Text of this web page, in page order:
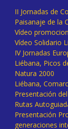
II Jornadas de
Paisanaje de la
Vídeo
Vídeo Solidario
IV Jornadas
Liébana, Picos
Natura 2000
Liébana,
Presentación
Rutas
Presentación
generaciones